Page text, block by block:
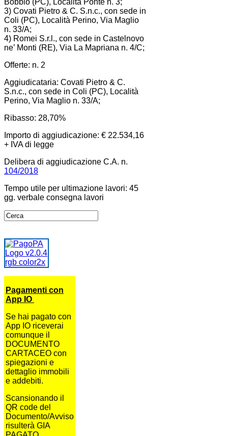
3) Covati Pietro & C. S.n.c., con sede in
Coli (PC), Località Perino, Via Maglio
n. 33/A;
4) Romei S.r.l., con sede in Castelnovo
ne’ Monti (RE), Via La Mapriana n. 4/C;
Offerte: n. 2
Aggiudicataria: Covati Pietro & C.
S.n.c., con sede in Coli (PC), Località
Perino, Via Maglio n. 33/A;
Ribasso: 28,70%
Importo di aggiudicazione: € 22.534,16
+ IVA di legge
Delibera di aggiudicazione C.A. n.
104/2018
Tempo utile per ultimazione lavori: 45
gg. verbale consegna lavori
Pagamenti con
App IO
Se hai pagato con
App IO riceverai
comunque il
DOCUMENTO
CARTACEO con
spiegazioni e
dettaglio immobili
e addebiti.
Scansionando il
QR code del
Documento/Avviso
risulterà GIA